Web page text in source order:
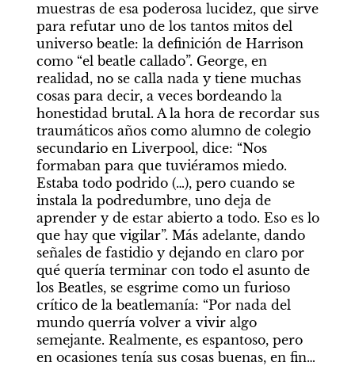
muestras de esa poderosa lucidez, que sirve
para refutar uno de los tantos mitos del
universo beatle: la definición de Harrison
como “el beatle callado”. George, en
realidad, no se calla nada y tiene muchas
cosas para decir, a veces bordeando la
honestidad brutal. A la hora de recordar sus
traumáticos años como alumno de colegio
secundario en Liverpool, dice: “Nos
formaban para que tuviéramos miedo.
Estaba todo podrido (…), pero cuando se
instala la podredumbre, uno deja de
aprender y de estar abierto a todo. Eso es lo
que hay que vigilar”. Más adelante, dando
señales de fastidio y dejando en claro por
qué quería terminar con todo el asunto de
los Beatles, se esgrime como un furioso
crítico de la beatlemanía: “Por nada del
mundo querría volver a vivir algo
semejante. Realmente, es espantoso, pero
en ocasiones tenía sus cosas buenas, en fin…